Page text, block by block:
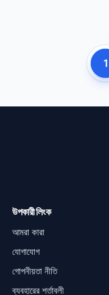
1
উপকারী লিংক
আমরা কারা
যোগাযোগ
গোপনীয়তা নীতি
ব্যবহারের শর্তাবলী